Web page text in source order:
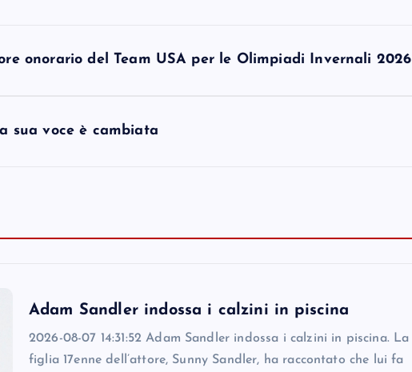
onorario del Team USA per le Olimpiadi Invernali 2026
sua voce è cambiata
Adam Sandler indossa i calzini in piscina
2026-08-07 14:31:52 Adam Sandler indossa i calzini in piscina. La
figlia 17enne dell’attore, Sunny Sandler, ha raccontato che lui fa